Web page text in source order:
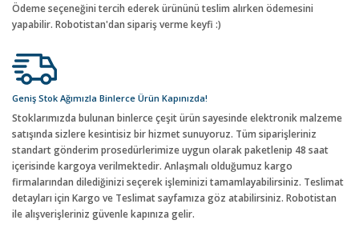
Ödeme seçeneğini tercih ederek ürününü teslim alırken ödemesini
yapabilir. Robotistan'dan sipariş verme keyfi :)
Geniş Stok Ağımızla Binlerce Ürün Kapınızda!
Stoklarımızda bulunan binlerce çeşit ürün sayesinde elektronik malzeme
satışında sizlere kesintisiz bir hizmet sunuyoruz. Tüm siparişleriniz
standart gönderim prosedürlerimize uygun olarak paketlenip 48 saat
içerisinde kargoya verilmektedir. Anlaşmalı olduğumuz kargo
firmalarından dilediğinizi seçerek işleminizi tamamlayabilirsiniz. Teslimat
detayları için Kargo ve Teslimat sayfamıza göz atabilirsiniz. Robotistan
ile alışverişleriniz güvenle kapınıza gelir.